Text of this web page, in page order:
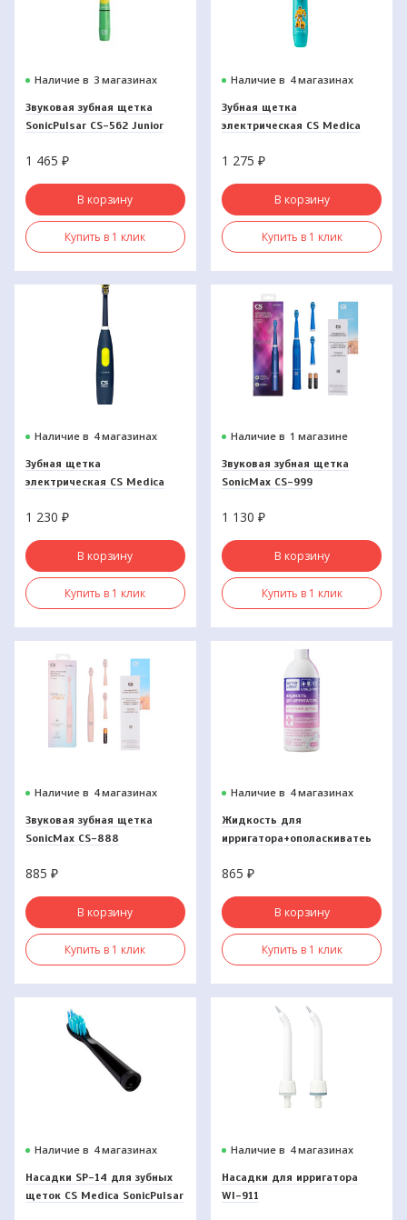
Наличие в 3 магазинах
Звуковая зубная щетка
SonicPulsar CS-562 Junior
1 465 ₽
В корзину
Купить в 1 клик
Наличие в 4 магазинах
Зубная щетка
электрическая CS Medica
1 275₽
В корзину
Купить в 1 клик
Наличие в 4 магазинах
Зубная щетка
электрическая CS Medica
1 230 ₽
В корзину
Купить в 1 клик
Наличие в 1 магазине
Звуковая зубная щетка
SonicMax CS-999
1 130₽
В корзину
Купить в 1 клик
Наличие в 4 магазинах
Звуковая зубная щетка
SonicMax CS-888
885 ₽
В корзину
Купить в 1 клик
Наличие в 4 магазинах
Жидкость для
ирригатора+ополаскиватеь
500мл
865₽
В корзину
Купить в 1 клик
Наличие в 4 магазинах
Насадки SP-14 для зубных
щеток CS Medica SonicPulsar
Наличие в 4 магазинах
Насадки для ирригатора
WI-911